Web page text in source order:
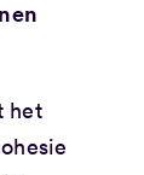
het